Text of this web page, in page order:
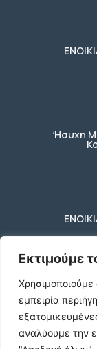
Εκτιμούμε
εμπειρία
αναλύουμε την
Ήσυχη
Κωδικος